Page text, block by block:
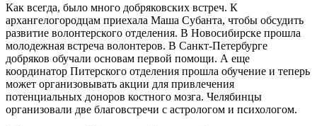
Как всегда, было много добряковских встреч. К
архангелогородцам приехала Маша Субанта, чтобы обсудить
развитие волонтерского отделения. В Новосибирске прошла
молодежная встреча волонтеров. В Санкт-Петербурге
добряков обучали основам первой помощи. А еще
координатор Питерского отделения прошла обучение и теперь
может организовывать акции для привлечения
потенциальных доноров костного мозга. Челябинцы
организовали две благовстречи с астрологом и психологом.